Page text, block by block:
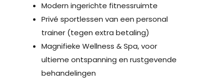
Modern ingerichte fitnessruimte
Privé sportlessen van een personal
trainer (tegen extra betaling)
Magnifieke Wellness & Spa, voor
ultieme ontspanning en rustgevende
behandelingen